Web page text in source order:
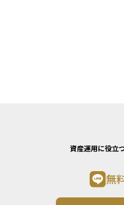
資産運用に役立
無